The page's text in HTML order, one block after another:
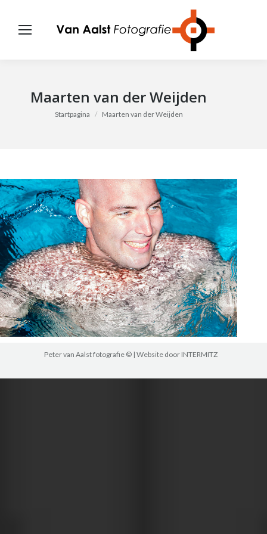
Maarten van der Weijden
Je bent hier:
Startpagina Maarten van der Weijden
Peter van Aalst fotografie © | Website door INTERMITZ